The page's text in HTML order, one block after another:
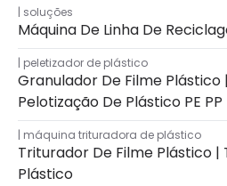
soluções
Máquina De Linha De
peletizador de plástico
Granulador De Filme Plástico
Pelotização De Plástico PE PP
máquina trituradora de plástico
Triturador De Filme Plástico |
Plástico